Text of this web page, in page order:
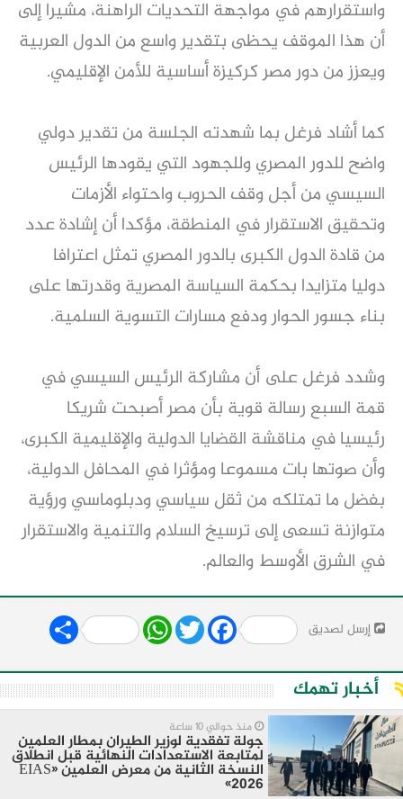
واستقرارهم في مواجهة التحديات الراهنة، مشيرا إلى
أن هذا الموقف يحظى بتقدير واسع من الدول العربية
ويعزز من دور مصر كركيزة أساسية للأمن الإقليمي.
كما أشاد فرغل بما شهدته الجلسة من تقدير دولي
واضح للدور المصري وللجهود التي يقودها الرئيس
السيسي من أجل وقف الحروب واحتواء الأزمات
وتحقيق الاستقرار في المنطقة، مؤكدا أن إشادة عدد
من قادة الدول الكبرى بالدور المصري تمثل اعترافا
دوليا متزايدا بحكمة السياسة المصرية وقدرتها على
بناء جسور الحوار ودفع مسارات التسوية السلمية.
وشدد فرغل على أن مشاركة الرئيس السيسي في
قمة السبع رسالة قوية بأن مصر أصبحت شريكا
رئيسيا في مناقشة القضايا الدولية والإقليمية الكبرى،
وأن صوتها بات مسموعا ومؤثرا في المحافل الدولية،
بفضل ما تمتلكه من ثقل سياسي ودبلوماسي ورؤية
متوازنة تسعى إلى ترسيخ السلام والتنمية والاستقرار
في الشرق الأوسط والعالم.
إرسل لصديق Share WhatsApp
Twitter Facebook
أخبار تهمك
منذ حوالي 10 ساعة
جولة تفقدية لوزير الطيران بمطار العلمين
لمتابعة الاستعدادات النهائية قبل انطلاق
النسخة الثانية من معرض العلمين «EIAS
2026»